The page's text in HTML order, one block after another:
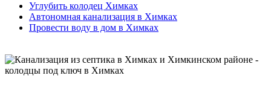
Углубить колодец Химках
Автономная канализация в Химках
Провести воду в дом в Химках